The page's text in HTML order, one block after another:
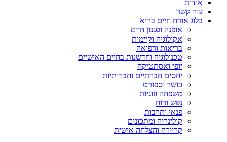
אודות
צור קשר
בלוג אורח חיים בריא
אופנה וסגנון חיים
אקולוגיה וקיימות
בריאות ורפואה
טכנולוגיה וחדשנות בחיים האישיים
יופי ואסתטיקה
יחסים חברתיים וחברותיות
כושר וספורט
משפחה וזוגיות
נפש ורוח
פנאי ותרבות
קולינריה ומתכונים
קריירה והצלחה אישית